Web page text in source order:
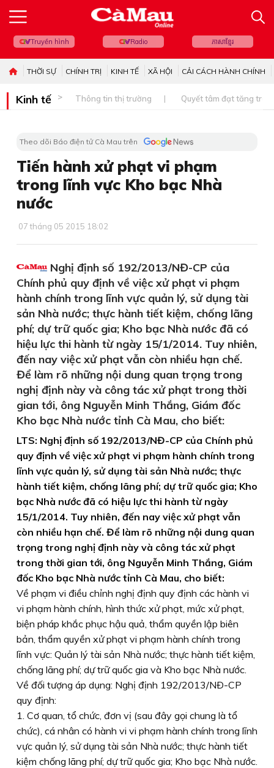
Truyền hình Radio ភាសាខ្មែរ
THỜI SỰ CHÍNH TRỊ KINH TẾ XÃ HỘI CẢI CÁCH HÀNH CHÍNH
Kinh tế Thông tin thị trường Quyết tâm đạt tăng
Theo dõi Báo điện tử Cà Mau trên
Tiến hành xử phạt vi phạm
trong lĩnh vực Kho bạc Nhà
nước
07 tháng 05 2015 18:02
Nghị định số 192/2013/NĐ-CP của
Chính phủ quy định về việc xử phạt vi phạm
hành chính trong lĩnh vực quản lý, sử dụng tài
sản Nhà nước; thực hành tiết kiệm, chống lãng
phí; dự trữ quốc gia; Kho bạc Nhà nước đã có
hiệu lực thi hành từ ngày 15/1/2014. Tuy nhiên,
đến nay việc xử phạt vẫn còn nhiều hạn chế.
Để làm rõ những nội dung quan trọng trong
nghị định này và công tác xử phạt trong thời
gian tới, ông Nguyễn Minh Thắng, Giám đốc
Kho bạc Nhà nước tỉnh Cà Mau, cho biết:
LTS: Nghị định số 192/2013/NĐ-CP của Chính phủ
quy định về việc xử phạt vi phạm hành chính trong
lĩnh vực quản lý, sử dụng tài sản Nhà nước; thực
hành tiết kiệm, chống lãng phí; dự trữ quốc gia; Kho
bạc Nhà nước đã có hiệu lực thi hành từ ngày
15/1/2014. Tuy nhiên, đến nay việc xử phạt vẫn
còn nhiều hạn chế. Để làm rõ những nội dung quan
trọng trong nghị định này và công tác xử phạt
trong thời gian tới, ông Nguyễn Minh Thắng, Giám
đốc Kho bạc Nhà nước tỉnh Cà Mau, cho biết:
Về phạm vi điều chỉnh nghị định quy định các hành vi
vi phạm hành chính, hình thức xử phạt, mức xử phạt,
biện pháp khắc phục hậu quả, thẩm quyền lập biên
bản, thẩm quyền xử phạt vi phạm hành chính trong
lĩnh vực: Quản lý tài sản Nhà nước; thực hành tiết kiệm,
chống lãng phí; dự trữ quốc gia và Kho bạc Nhà nước.
Về đối tượng áp dụng: Nghị định 192/2013/NÐ-CP
quy định:
1. Cơ quan, tổ chức, đơn vị (sau đây gọi chung là tổ
chức), cá nhân có hành vi vi phạm hành chính trong lĩnh
vực quản lý, sử dụng tài sản Nhà nước; thực hành tiết
kiệm chống lãng phí; dự trữ quốc gia; Kho bạc Nhà nước.